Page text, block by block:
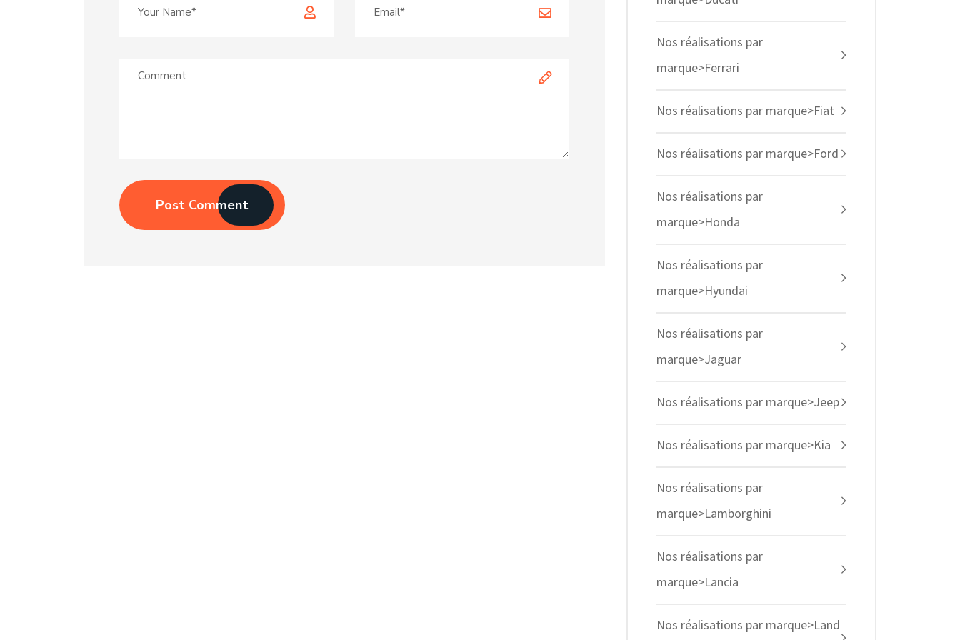
Post Comment
Nos réalisations par
marque>Ferrari
Nos réalisations par marque>Fiat
Nos réalisations par marque>Ford
Nos réalisations par
marque>Honda
Nos réalisations par
marque>Hyundai
Nos réalisations par
marque>Jaguar
Nos réalisations par marque>Jeep
Nos réalisations par marque>Kia
Nos réalisations par
marque>Lamborghini
Nos réalisations par
marque>Lancia
Nos réalisations par marque>Land